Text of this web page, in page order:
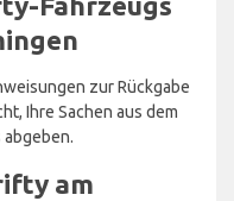
zur Rückgabe
Ihre Sachen aus dem
am